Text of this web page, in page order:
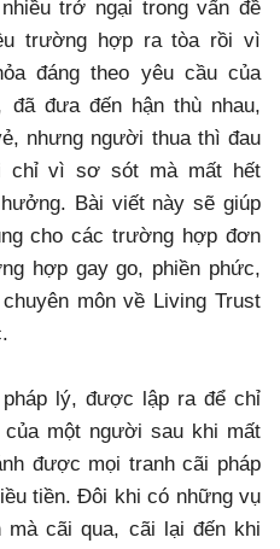
trở ngại trong vấn đề
trường hợp ra tòa rồi vì
đáng theo yêu cầu của
đưa đến hận thù nhau,
nhưng người thua thì đau
chỉ vì sơ sót mà mất hết
Bài viết này sẽ giúp
cho các trường hợp đơn
hợp gay go, phiền phức,
môn về Living Trust
lý, được lập ra để chỉ
một người sau khi mất
được mọi tranh cãi pháp
tiền. Đôi khi có những vụ
mà cãi qua, cãi lại đến khi